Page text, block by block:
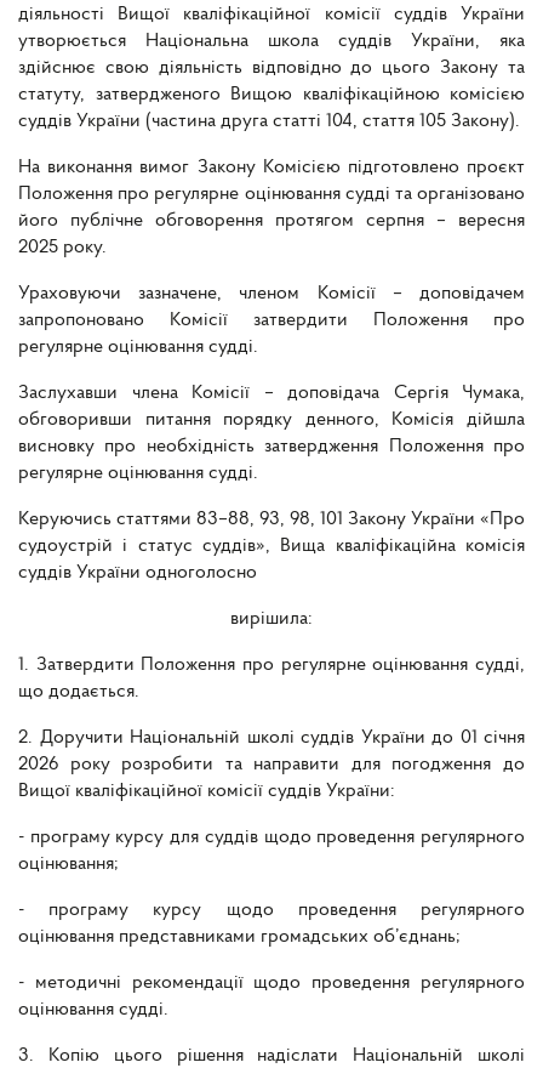
діяльності Вищої кваліфікаційної комісії суддів України
утворюється Національна школа суддів України, яка
здійснює свою діяльність відповідно до цього Закону та
статуту, затвердженого Вищою кваліфікаційною комісією
суддів України (частина друга статті 104, стаття 105 Закону).
На виконання вимог Закону Комісією підготовлено проєкт
Положення про регулярне оцінювання судді та організовано
його публічне обговорення протягом серпня – вересня
2025 року.
Ураховуючи зазначене, членом Комісії – доповідачем
запропоновано Комісії затвердити Положення про
регулярне оцінювання судді.
Заслухавши члена Комісії – доповідача Сергія Чумака,
обговоривши питання порядку денного, Комісія дійшла
висновку про необхідність затвердження Положення про
регулярне оцінювання судді.
Керуючись статтями 83–88, 93, 98, 101 Закону України «Про
судоустрій і статус суддів», Вища кваліфікаційна комісія
суддів України одноголосно
вирішила:
1. Затвердити Положення про регулярне оцінювання судді,
що додається.
2. Доручити Національній школі суддів України до 01 січня
2026 року розробити та направити для погодження до
Вищої кваліфікаційної комісії суддів України:
- програму курсу для суддів щодо проведення регулярного
оцінювання;
- програму курсу щодо проведення регулярного
оцінювання представниками громадських об’єднань;
- методичні рекомендації щодо проведення регулярного
оцінювання судді.
3. Копію цього рішення надіслати Національній школі